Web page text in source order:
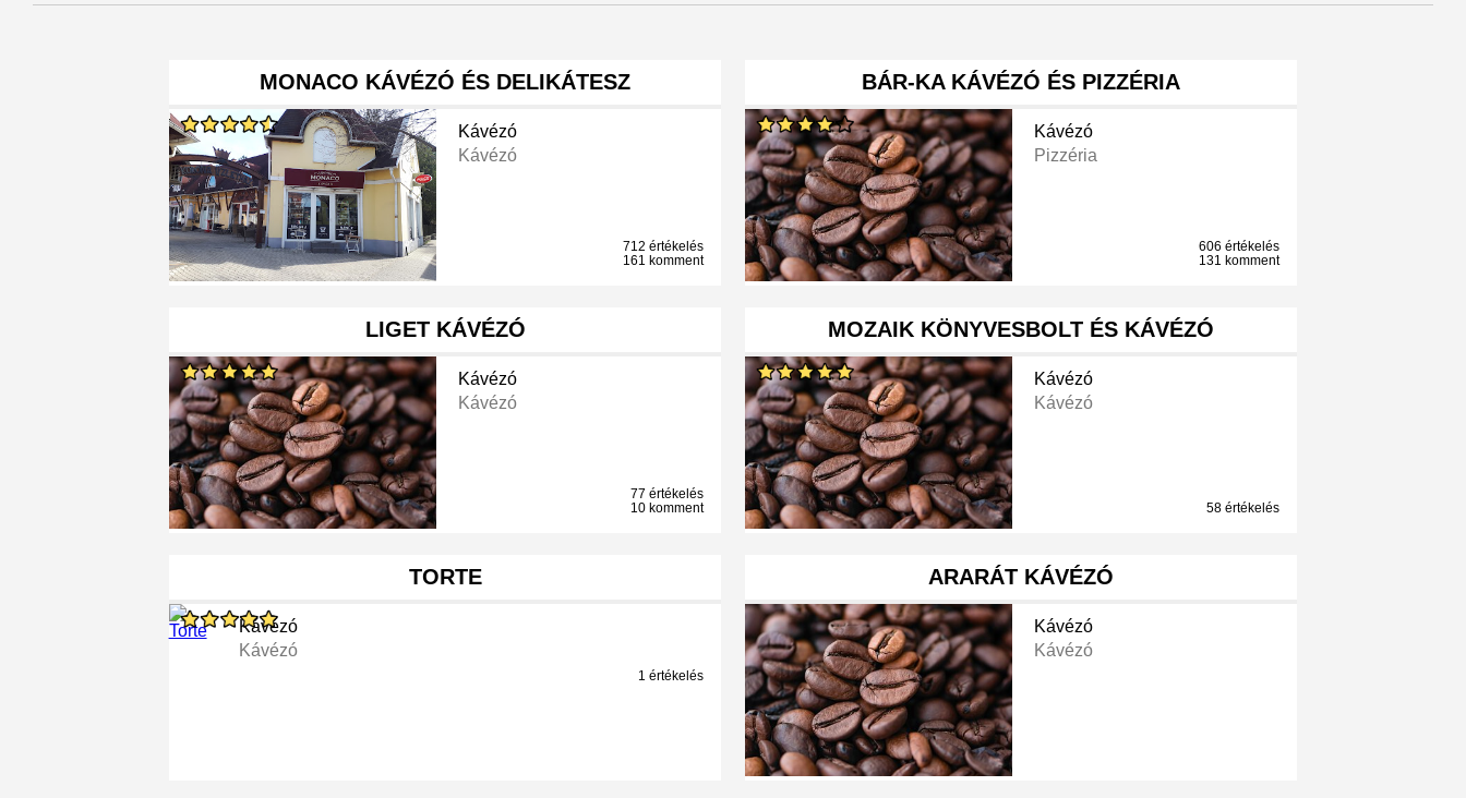
MONACO KÁVÉZÓ ÉS DELIKÁTESZ
Kávézó
Kávézó
712 értékelés
161 komment
BÁR-KA KÁVÉZÓ ÉS PIZZÉRIA
Kávézó
Pizzéria
606 értékelés
131 komment
LIGET KÁVÉZÓ
Kávézó
Kávézó
77 értékelés
10 komment
MOZAIK KÖNYVESBOLT ÉS KÁVÉZÓ
Kávézó
Kávézó
58 értékelés
TORTE
Kávézó
Kávézó
1 értékelés
ARARÁT KÁVÉZÓ
Kávézó
Kávézó